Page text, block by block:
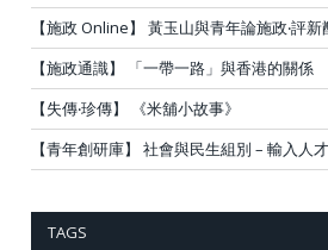
【施政 Online】 黃玉山與青年論施政‧評新
【施政通識】 「一帶一路」與香港的關係
【失傳‧珍傳】 《米舖小故事》
【青年創研庫】 社會與民生組別 – 輸入人
TAGS